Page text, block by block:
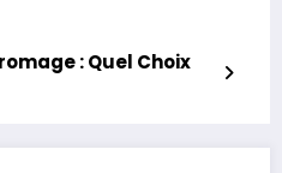
: Quel Choix